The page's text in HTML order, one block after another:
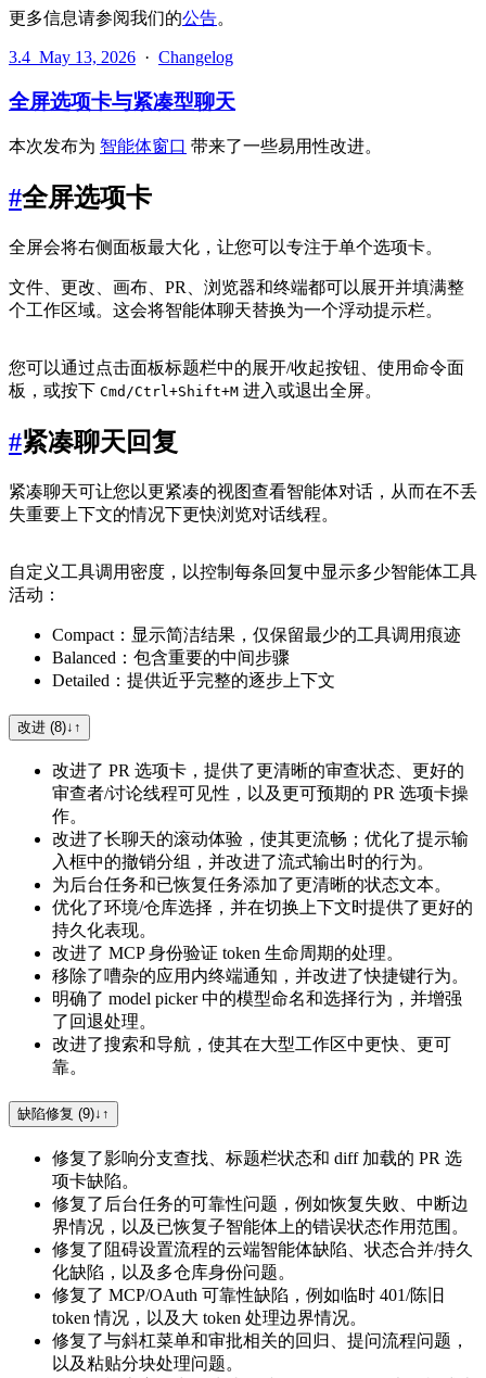
更多信息请参阅我们的公告。
3.4 May 13, 2026 · Changelog
全屏选项卡与紧凑型聊天
本次发布为 智能体窗口 带来了一些易用性改进。
#全屏选项卡
全屏会将右侧面板最大化，让您可以专注于单个选项卡。
文件、更改、画布、PR、浏览器和终端都可以展开并填满整
个工作区域。这会将智能体聊天替换为一个浮动提示栏。
您可以通过点击面板标题栏中的展开/收起按钮、使用命令面
板，或按下 Cmd/Ctrl+Shift+M 进入或退出全屏。
#紧凑聊天回复
紧凑聊天可让您以更紧凑的视图查看智能体对话，从而在不丢
失重要上下文的情况下更快浏览对话线程。
自定义工具调用密度，以控制每条回复中显示多少智能体工具
活动：
Compact：显示简洁结果，仅保留最少的工具调用痕迹
Balanced：包含重要的中间步骤
Detailed：提供近乎完整的逐步上下文
改进 (8)↓ ↑
改进了 PR 选项卡，提供了更清晰的审查状态、更好的
审查者/讨论线程可见性，以及更可预期的 PR 选项卡操
作。
改进了长聊天的滚动体验，使其更流畅；优化了提示输
入框中的撤销分组，并改进了流式输出时的行为。
为后台任务和已恢复任务添加了更清晰的状态文本。
优化了环境/仓库选择，并在切换上下文时提供了更好的
持久化表现。
改进了 MCP 身份验证 token 生命周期的处理。
移除了嘈杂的应用内终端通知，并改进了快捷键行为。
明确了 model picker 中的模型命名和选择行为，并增强
了回退处理。
改进了搜索和导航，使其在大型工作区中更快、更可
靠。
缺陷修复 (9)↓ ↑
修复了影响分支查找、标题栏状态和 diff 加载的 PR 选
项卡缺陷。
修复了后台任务的可靠性问题，例如恢复失败、中断边
界情况，以及已恢复子智能体上的错误状态作用范围。
修复了阻碍设置流程的云端智能体缺陷、状态合并/持久
化缺陷，以及多仓库身份问题。
修复了 MCP/OAuth 可靠性缺陷，例如临时 401/陈旧
token 情况，以及大 token 处理边界情况。
修复了与斜杠菜单和审批相关的回归、提问流程问题，
以及粘贴分块处理问题。